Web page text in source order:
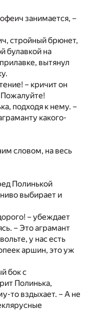
занимается, –
стройный брюнет,
булавкой на
вытянул
– кричит он
подходя к нему. –
какого-
словом, на весь
Полинькой
выбирает и
– убеждает
– Это аграмант
у нас есть
аршин, это уж
бок с
Полинька,
то вздыхает. – А не